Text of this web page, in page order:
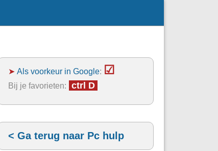
➤Als voorkeur in Google: ☑
Bij je favorieten: ctrl D
< Ga terug naar Pc hulp